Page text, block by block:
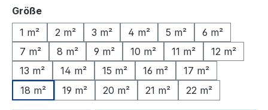
Größeauswählen
1 m²
2 m² 3 m² 4 m² 5 m²
6 m²
7 m²
8 m² 9 m² 10 m² 11 m²
12 m²
13 m²
14 m² 15 m² 16 m²
17 m²
18 m²
19 m² 20 m² 21 m² 22 m²